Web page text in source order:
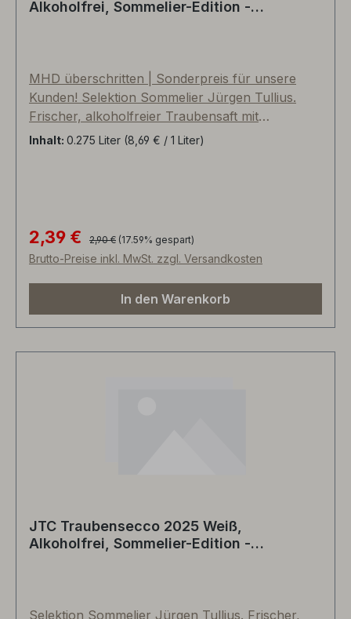
Alkoholfrei, Sommelier-Edition -
MHD überschritten | Sonderpreis für unsere
Kunden! Selektion Sommelier Jürgen Tullius.
Frischer, alkoholfreier Traubensaft mit
Kohlensäure versetzt. Assemblage aus
kräftige Kohlensäure ein sehr erfrischender und
gesunder Genuß - nicht nur für Kinder,
Schwangere und Autofahrer. Unser eisgekühlter
Traubensecco sollte bei jedem Fest bereitstehen!
Inhalt: 0.275 Liter (8,69 € / 1 Liter)
Verkaufspreis:
2,39 € Regulärer Preis:
2,90 € (17.59% gespart)
Brutto-Preise inkl. MwSt. zzgl. Versandkosten
In den Warenkorb
JTC Traubensecco 2025 Weiß,
Alkoholfrei, Sommelier-Edition -
Selektion Sommelier Jürgen Tullius. Frischer,